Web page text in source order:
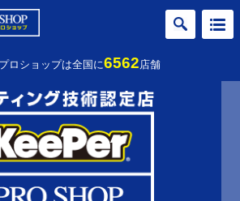
ロショップは全国に6562店舗